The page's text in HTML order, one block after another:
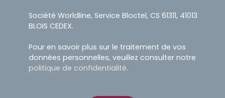
Société Worldline, Service Bloctel, CS 61311, 41013
BLOIS CEDEX.
Pour en savoir plus sur le traitement de vos
données personnelles, veuillez consulter notre
politique de confidentialité.